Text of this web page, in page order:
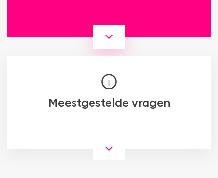
Meestgestelde vragen